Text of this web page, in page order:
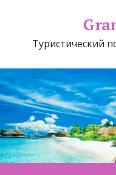
Туристический